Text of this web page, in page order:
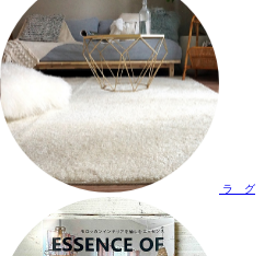
ラ グ